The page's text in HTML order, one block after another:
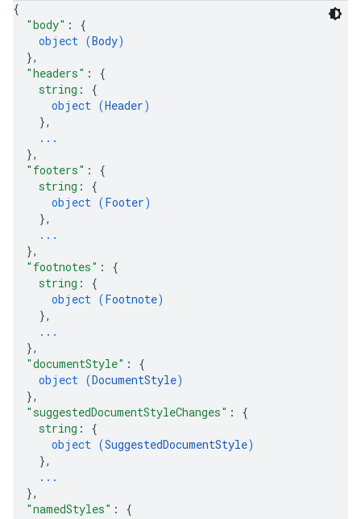
{
"body" : {
object (Body)
},
"headers" : {
string : {
object (Header)
},
...
},
"footers" : {
string : {
object (Footer)
},
...
},
"footnotes" : {
string : {
object (Footnote)
},
...
},
"documentStyle" : {
object (DocumentStyle)
},
"suggestedDocumentStyleChanges" : {
string : {
object (SuggestedDocumentStyle)
},
...
},
"namedStyles" : {